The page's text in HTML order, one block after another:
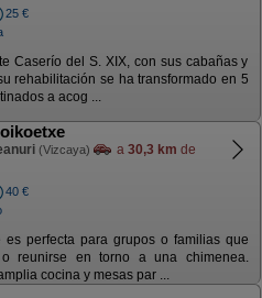
25 €
Caserío del S. XIX, con sus cabañas y
rehabilitación se ha transformado en 5
a acog ...
(Vizcaya) a 30,3 km de
40 €
es perfecta para grupos o familias que
reunirse en torno a una chimenea.
cocina y mesas par ...